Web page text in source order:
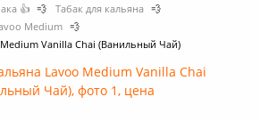
Track
👍 💨 Табак для кальяна 💨
Medium 💨
Vanilla Chai (Ванильный Чай)